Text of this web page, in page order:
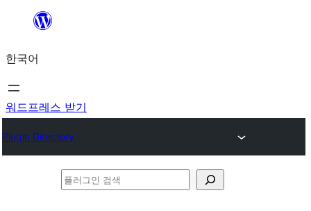
츠
로
바
가
한국어
워드프레스 받기
Plugin Directory
플